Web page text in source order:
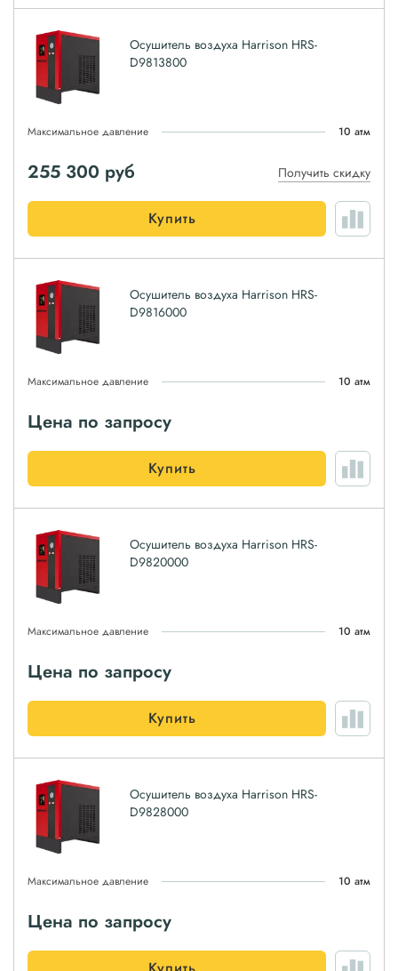
Осушитель воздуха Harrison HRS-
D9813800
Максимальное давление 10 атм
255 300 руб Получить скидку
Купить
Осушитель воздуха Harrison HRS-
D9816000
Максимальное давление 10 атм
Цена по запросу
Купить
Осушитель воздуха Harrison HRS-
D9820000
Максимальное давление 10 атм
Цена по запросу
Купить
Осушитель воздуха Harrison HRS-
D9828000
Максимальное давление 10 атм
Цена по запросу